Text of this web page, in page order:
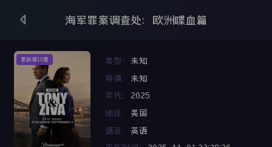
海军罪案调查处：欧洲喋血篇
更新第10集 类型： 未知
导演： 未知
年代： 2025
地区： 美国
语言： 英语